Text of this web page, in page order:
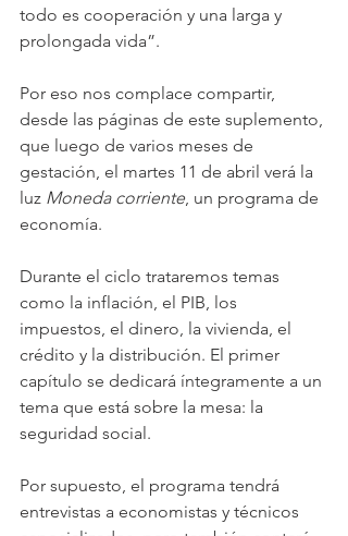
todo es cooperación y una larga y
prolongada vida”.
Por eso nos complace compartir,
desde las páginas de este suplemento,
que luego de varios meses de
gestación, el martes 11 de abril verá la
luz Moneda corriente, un programa de
economía.
Durante el ciclo trataremos temas
como la inflación, el PIB, los
impuestos, el dinero, la vivienda, el
crédito y la distribución. El primer
capítulo se dedicará íntegramente a un
tema que está sobre la mesa: la
seguridad social.
Por supuesto, el programa tendrá
entrevistas a economistas y técnicos